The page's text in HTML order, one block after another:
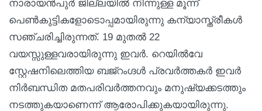
നാരായന്‍പുര്‍ ജില്ലയില്‍ നിന്നുള്ള മൂന്ന്
പെണ്‍കുട്ടികളോടൊപ്പമായിരുന്നു കന്യാസ്ത്രീകള്‍
സഞ്ചരിച്ചിരുന്നത്. 19 മുതല്‍ 22
വയസ്സുള്ളവരായിരുന്നു ഇവര്‍. റെയില്‍വേ
സ്റ്റേഷനിലെത്തിയ ബജ്റംഗ്ദള്‍ പ്രവര്‍ത്തകര്‍ ഇവര്‍
നിര്‍ബന്ധിത മതപരിവര്‍ത്തനവും മനുഷ്യക്കടത്തും
നടത്തുകയാണെന്ന് ആരോപിക്കുകയായിരുന്നു.